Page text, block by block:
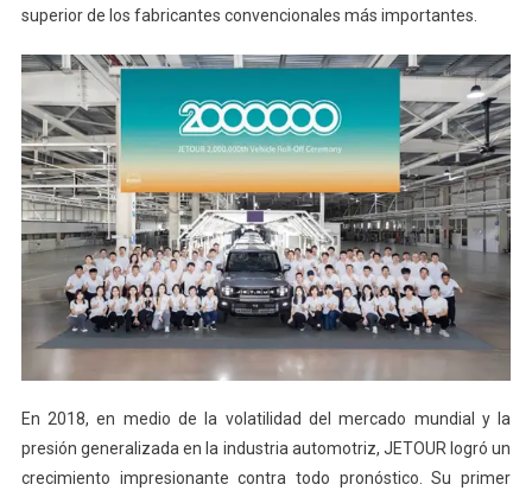
superior de los fabricantes convencionales más importantes.
En 2018, en medio de la volatilidad del mercado mundial y la
presión generalizada en la industria automotriz, JETOUR logró un
crecimiento impresionante contra todo pronóstico. Su primer